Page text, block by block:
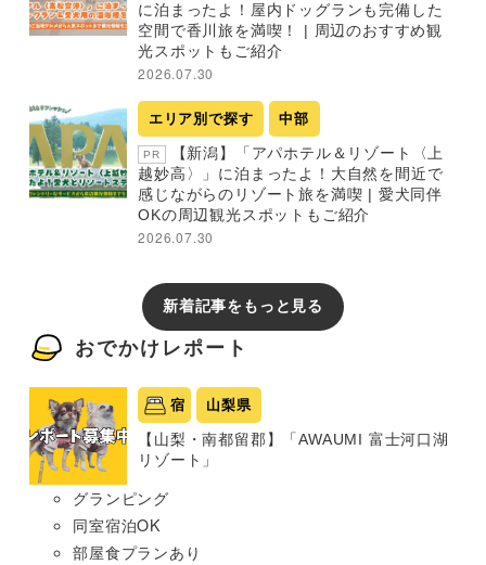
に泊まったよ！屋内ドッグランも完備した
空間で香川旅を満喫！ | 周辺のおすすめ観
光スポットもご紹介
2026.07.30
エリア別で探す 中部
PR
【新潟】「アパホテル＆リゾート〈上
越妙高〉」に泊まったよ！大自然を間近で
感じながらのリゾート旅を満喫 | 愛犬同伴
OKの周辺観光スポットもご紹介
2026.07.30
新着記事をもっと見る
おでかけレポート
宿 山梨県
【山梨・南都留郡】「AWAUMI 富士河口湖
リゾート」
グランピング
同室宿泊OK
部屋食プランあり